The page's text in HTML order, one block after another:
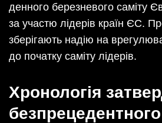
денного березневого саміту
за участю лідерів країн ЄС.
зберігають надію на
до початку саміту лідерів.
Хронологія